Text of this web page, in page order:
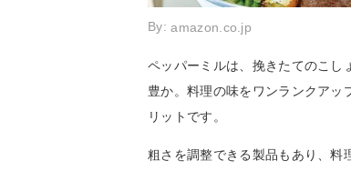
By:amazon.co.jp
ペッパーミルは、挽きたてのこし
豊か。料理の味をワンランクアッ
リットです。
粗さを調整できる製品もあり、料